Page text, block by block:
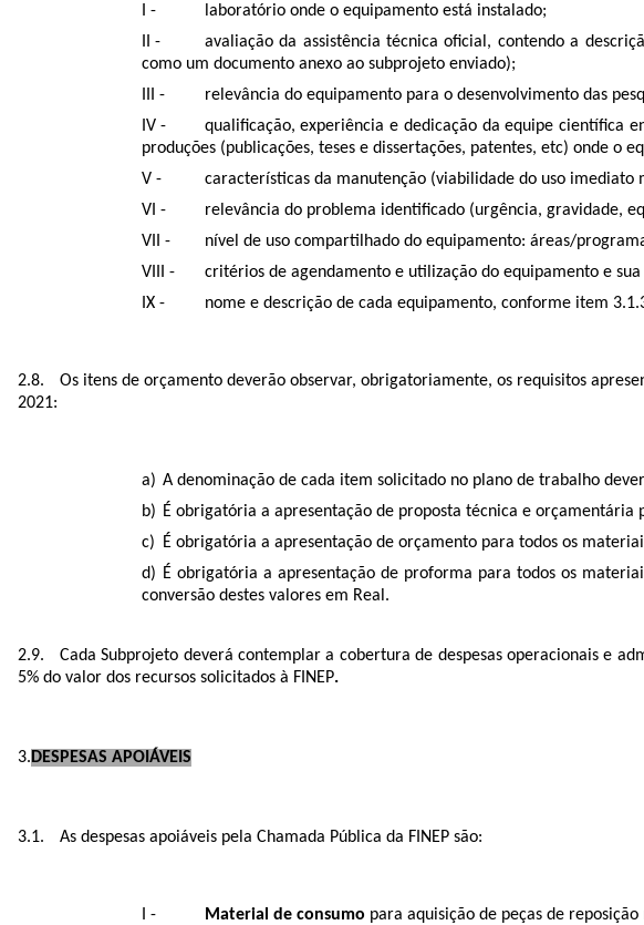
laboratório onde o equipamento está instalado;
avaliação da assistência técnica oficial, contendo a
como um documento anexo ao subprojeto enviado);
relevância do equipamento para o desenvolvimento das
qualificação, experiência e dedicação da equipe científica
produções (publicações, teses e dissertações, patentes, etc) onde o
características da manutenção (viabilidade do uso imediato
relevância do problema identificado (urgência, gravidade,
nível de uso compartilhado do equipamento: áreas/
critérios de agendamento e utilização do equipamento e
nome e descrição de cada equipamento, conforme item
Os itens de orçamento deverão observar, obrigatoriamente, os requisitos
2021:
A denominação de cada item solicitado no plano de trabalho
É obrigatória a apresentação de proposta técnica e orçamentária
É obrigatória a apresentação de orçamento para todos os
É obrigatória a apresentação de proforma para todos os
conversão destes valores em Real.
Cada Subprojeto deverá contemplar a cobertura de despesas operacionais e
5% do valor dos recursos solicitados à FINEP.
DESPESAS APOIÁVEIS
As despesas apoiáveis pela Chamada Pública da FINEP são:
Material de consumo para aquisição de peças de